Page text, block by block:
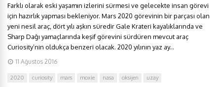
Farklı olarak eski yaşamın izlerini sürmesi ve gelecekte insan görevi
için hazırlık yapması bekleniyor. Mars 2020 görevinin bir parçası olan
yeni nesil araç, dört yılı aşkın süredir Gale Krateri kayalıklarında ve
Sharp Dağı yamaçlarında keşif görevini sürdüren mevcut araç
Curiosity’nin oldukça benzeri olacak. 2020 yılının yaz ay...
11 Ağustos 2016
2020 curiosity mars moxie nasa oksijen uzay